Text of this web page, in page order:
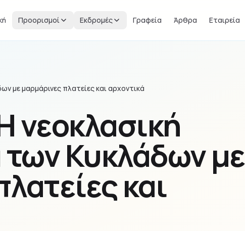
Προορισμοί Εκδρομές Γραφεία Άρθρα Εταιρεία
με μαρμάρινες πλατείες και αρχοντικά
νεοκλασική
Κυκλάδων με
και